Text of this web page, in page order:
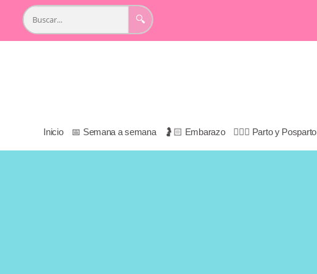
🔍
Inicio 📅 Semana a semana 🤰🏻 Embarazo 👩🏻‍⚕️ Parto y Posparto